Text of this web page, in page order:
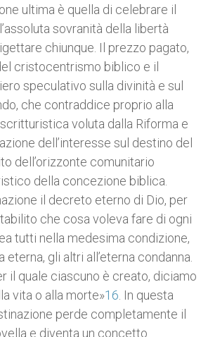
ultima è quella di celebrare il
sovranità della libertà
chiunque. Il prezzo pagato,
cristocentrismo biblico e il
speculativo sulla divinità e sul
che contraddice proprio alla
voluta dalla Riforma e
dell’interesse sul destino del
dell’orizzonte comunitario
della concezione biblica.
il decreto eterno di Dio, per
che cosa voleva fare di ogni
tutti nella medesima condizione,
eterna, gli altri all’eterna condanna.
il quale ciascuno è creato, diciamo
vita o alla morte»16 . In questa
perde completamente il
e diventa un concetto